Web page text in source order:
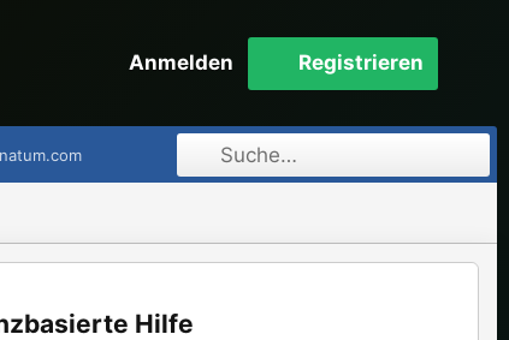
Anmelden Registrieren
Hilfe